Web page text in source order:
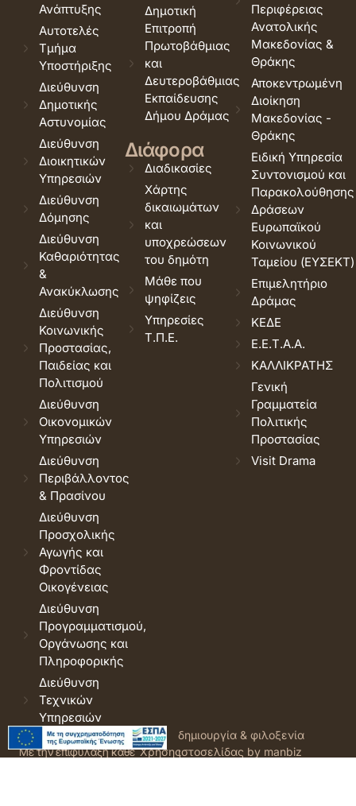
Ανάπτυξης
Αυτοτελές
Τμήμα
Υποστήριξης
Διεύθυνση
Δημοτικής
Αστυνομίας
Διεύθυνση
Διοικητικών
Υπηρεσιών
Διεύθυνση
Δόμησης
Διεύθυνση
Καθαριότητας
&
Ανακύκλωσης
Διεύθυνση
Κοινωνικής
Προστασίας,
Παιδείας και
Πολιτισμού
Διεύθυνση
Οικονομικών
Υπηρεσιών
Διεύθυνση
Περιβάλλοντος
& Πρασίνου
Διεύθυνση
Προσχολικής
Αγωγής και
Φροντίδας
Οικογένειας
Διεύθυνση
Προγραμματισμού,
Οργάνωσης και
Πληροφορικής
Διεύθυνση
Τεχνικών
Υπηρεσιών
Δημοτική
Επιτροπή
Πρωτοβάθμιας
και
Δευτεροβάθμιας
Εκπαίδευσης
Δήμου Δράμας
Διάφορα
Διαδικασίες
Χάρτης
δικαιωμάτων
και
υποχρεώσεων
του δημότη
Μάθε που
ψηφίζεις
Υπηρεσίες
Τ.Π.Ε.
Περιφέρειας
Ανατολικής
Μακεδονίας &
Θράκης
Αποκεντρωμένη
Διοίκηση
Μακεδονίας -
Θράκης
Ειδική Υπηρεσία
Συντονισμού και
Παρακολούθησης
Δράσεων
Ευρωπαϊκού
Κοινωνικού
Ταμείου (ΕΥΣΕΚΤ)
Επιμελητήριο
Δράμας
ΚΕΔΕ
Ε.Ε.Τ.Α.Α.
ΚΑΛΛΙΚΡΑΤΗΣ
Γενική
Γραμματεία
Πολιτικής
Προστασίας
Visit Drama
© 2026 Δήμος Δράμας.
Με την επιφύλαξη κάθε
Όροι
Χρήσης
δημιουργία & φιλοξενία
ιστοσελίδας by manbiz